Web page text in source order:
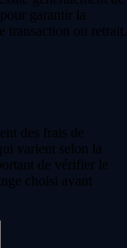
garantir la
transaction ou retrait.
des frais de
varient selon la
de vérifier le
choisi avant